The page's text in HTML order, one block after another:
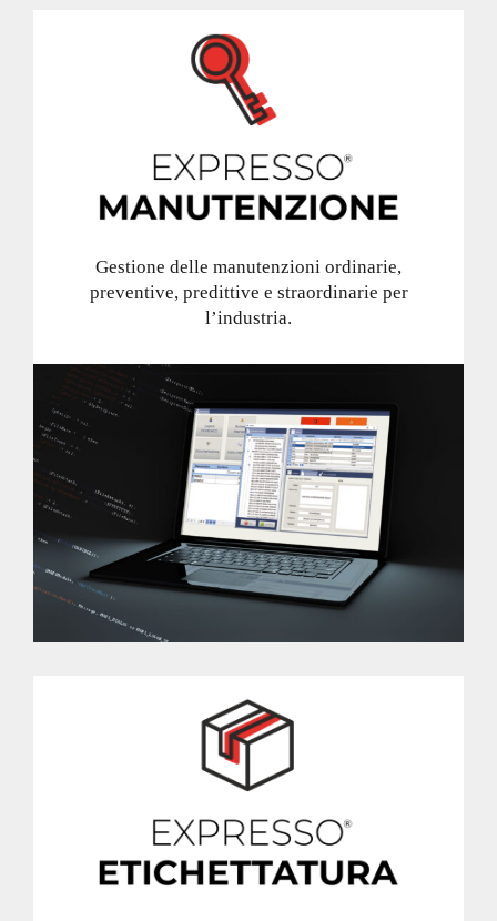
Gestione delle manutenzioni ordinarie,
preventive, predittive e straordinarie per
l’industria.